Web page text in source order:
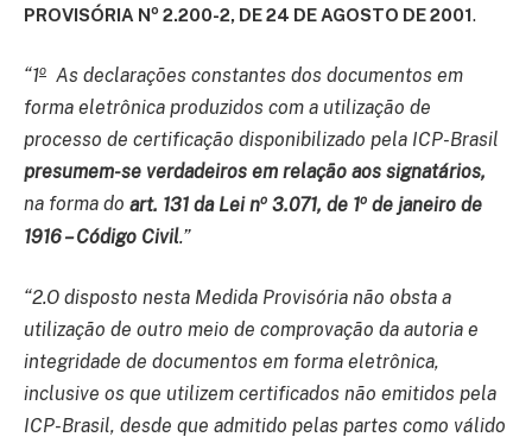
PROVISÓRIA No 2.200-2, DE 24 DE AGOSTO DE 2001.
“1o As declarações constantes dos documentos em
forma eletrônica produzidos com a utilização de
processo de certificação disponibilizado pela ICP-Brasil
presumem-se verdadeiros em relação aos signatários,
na forma do art. 131 da Lei no 3.071, de 1o de janeiro de
1916 – Código Civil.”
“2.O disposto nesta Medida Provisória não obsta a
utilização de outro meio de comprovação da autoria e
integridade de documentos em forma eletrônica,
inclusive os que utilizem certificados não emitidos pela
ICP-Brasil, desde que admitido pelas partes como válido